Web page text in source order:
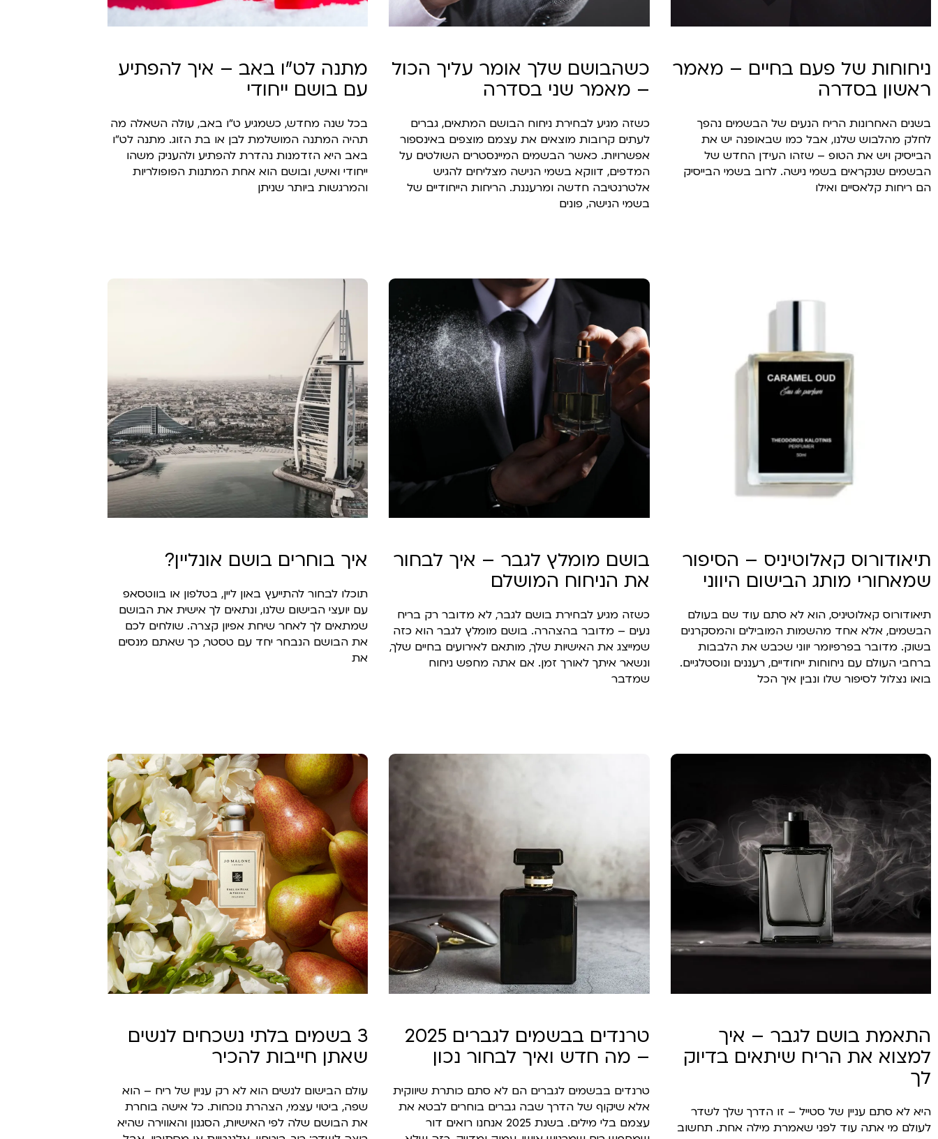
ניחוחות של פעם בחיים – מאמר
ראשון בסדרה
בשנים האחרונות הריח הנעים של הבשמים נהפך
לחלק מהלבוש שלנו, אבל כמו שבאופנה יש את
הבייסיק ויש את הטופ – שזהו העידן החדש של
הבשמים שנקראים בשמי נישה. לרוב בשמי הבייסיק
הם ריחות קלאסיים ואילו
כשהבושם שלך אומר עליך הכול
– מאמר שני בסדרה
כשזה מגיע לבחירת ניחוח הבושם המתאים, גברים
לעתים קרובות מוצאים את עצמם מוצפים באינספור
אפשרויות. כאשר הבשמים המיינסטרים השולטים על
המדפים, דווקא בשמי הנישה מצליחים להגיש
אלטרנטיבה חדשה ומרעננת. הריחות הייחודיים של
בשמי הנישה, פונים
מתנה לט"ו באב – איך להפתיע
עם בושם ייחודי
בכל שנה מחדש, כשמגיע ט"ו באב, עולה השאלה מה
תהיה המתנה המושלמת לבן או בת הזוג. מתנה לט"ו
באב היא הזדמנות נהדרת להפתיע ולהעניק משהו
ייחודי ואישי, ובושם הוא אחת המתנות הפופולריות
והמרגשות ביותר שניתן
תיאודורוס קאלוטיניס – הסיפור
שמאחורי מותג הבישום היווני
תיאודורוס קאלוטיניס, הוא לא סתם עוד שם בעולם
הבשמים, אלא אחד מהשמות המובילים והמסקרנים
בשוק. מדובר בפרפיומר יווני שכבש את הלבבות
ברחבי העולם עם ניחוחות ייחודיים, רעננים ונוסטלגיים.
בואו נצלול לסיפור שלו ונבין איך הכל
בושם מומלץ לגבר – איך לבחור
את הניחוח המושלם
כשזה מגיע לבחירת בושם לגבר, לא מדובר רק בריח
נעים – מדובר בהצהרה. בושם מומלץ לגבר הוא כזה
שמייצג את האישיות שלך, מותאם לאירועים בחיים שלך,
ונשאר איתך לאורך זמן. אם אתה מחפש ניחוח
שמדבר
איך בוחרים בושם אונליין?
תוכלו לבחור להתייעץ באון ליין, בטלפון או בווטסאפ
עם יועצי הבישום שלנו, ונתאים לך אישית את הבושם
שמתאים לך לאחר שיחת אפיון קצרה. שולחים לכם
את הבושם הנבחר יחד עם טסטר, כך שאתם מנסים
את
התאמת בושם לגבר – איך
למצוא את הריח שיתאים בדיוק
לך
היא לא סתם עניין של סטייל – זו הדרך שלך לשדר
לעולם מי אתה עוד לפני שאמרת מילה אחת. תחשוב
טרנדים בבשמים לגברים 2025
– מה חדש ואיך לבחור נכון
טרנדים בבשמים לגברים הם לא סתם כותרת שיווקית
אלא שיקוף של הדרך שבה גברים בוחרים לבטא את
עצמם בלי מילים. בשנת 2025 אנחנו רואים דור
3 בשמים בלתי נשכחים לנשים
שאתן חייבות להכיר
עולם הבישום לנשים הוא לא רק עניין של ריח – הוא
שפה, ביטוי עצמי, הצהרת נוכחות. כל אישה בוחרת
את הבושם שלה לפי האישיות, הסגנון והאווירה שהיא